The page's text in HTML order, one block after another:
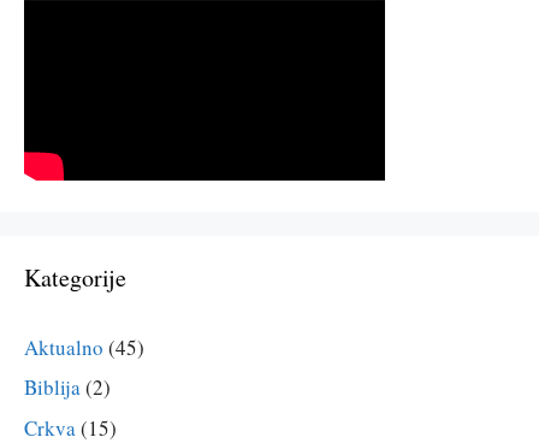
Kategorije
Aktualno (45)
Biblija(2)
Crkva(15)